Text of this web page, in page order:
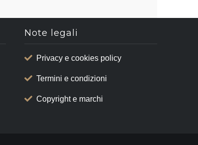
Note legali
Privacy e cookies policy
Termini e condizioni
Copyright e marchi